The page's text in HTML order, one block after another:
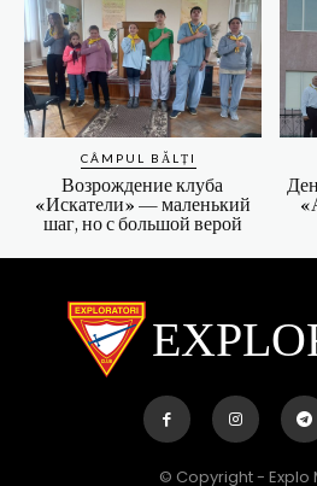
CÂMPUL BĂLȚI
Возрождение клуба
«Искатели» — маленький
шаг, но с большой верой
© Copyright - Explo